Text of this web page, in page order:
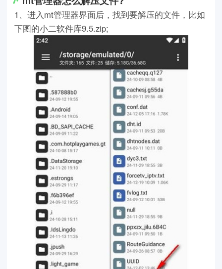
1、进入mt管理器界面后，找到要解压的文件，比如
下图的小二软件库9.5.zip;